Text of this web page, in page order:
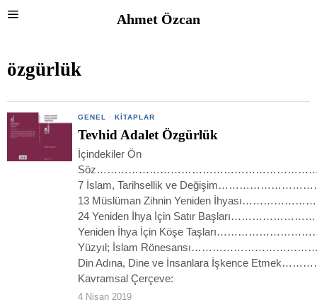
Ahmet Özcan
özgürlük
GENEL · KITAPLAR
Tevhid Adalet Özgürlük
İçindekiler Ön
7 İslam, Tarihsellik ve
13 Müslüman Zihnin Yeniden
24 Yeniden İhya İçin Satır
Yeniden İhya İçin Köşe
Yüzyıl; İslam
Din Adına, Dine ve İnsanlara İşkence
Kavramsal Çerçeve:
4 Nisan 2019